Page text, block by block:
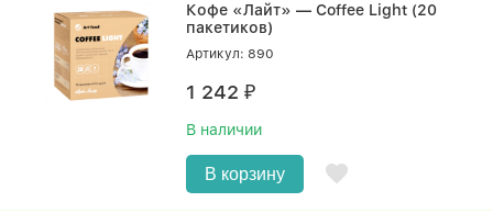
Кофе «Лайт» — Coffee Light (20
пакетиков)
Артикул: 890
1 242₽
В наличии
В корзину